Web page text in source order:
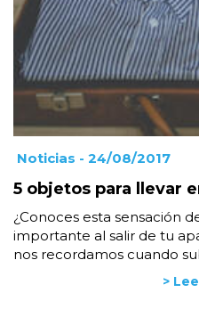
Noticias - 24/08/2017
5 objetos para llevar
¿Conoces esta sensación
importante al salir de tu
nos recordamos cuando
>